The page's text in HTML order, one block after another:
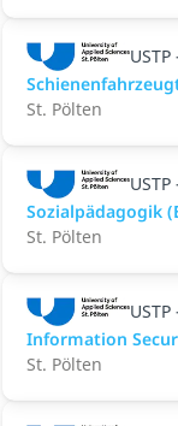
St. Pölten
Sozialpädagogik
St. Pölten
Information
St. Pölten